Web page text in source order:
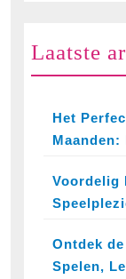
Laatste
Het
Maanden:
Voordelig
Ontdek
Spelen,